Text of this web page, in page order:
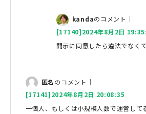
kandaのコメント｜
[17140]2024年8月2日
開示に同意したら違法でなく
匿名のコメント｜
[17141]2024年8月2日 20:08:35
一個人、もしくは小規模人数で運営して